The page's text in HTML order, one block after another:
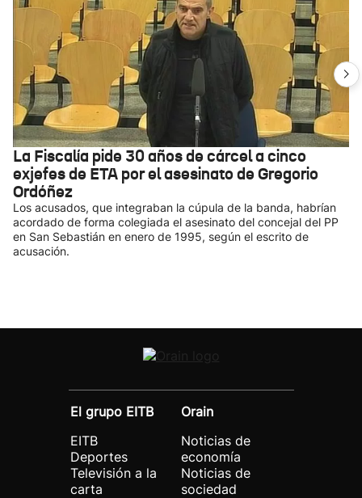
La Fiscalía pide 30 años de cárcel a cinco
exjefes de ETA por el asesinato de Gregorio
Ordóñez
Los acusados, que integraban la cúpula de la banda, habrían
acordado de forma colegiada el asesinato del concejal del PP
en San Sebastián en enero de 1995, según el escrito de
acusación.
El grupo EITB
EITB
Deportes
Televisión a la
carta
Orain
Noticias de
economía
Noticias de
sociedad